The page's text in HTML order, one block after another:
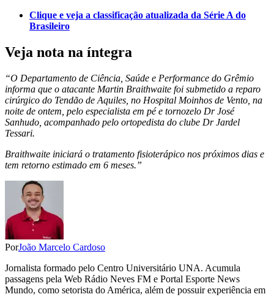
Clique e veja a classificação atualizada da Série A do
Brasileiro
Veja nota na íntegra
“O Departamento de Ciência, Saúde e Performance do Grêmio
informa que o atacante Martin Braithwaite foi submetido a reparo
cirúrgico do Tendão de Aquiles, no Hospital Moinhos de Vento, na
noite de ontem, pelo especialista em pé e tornozelo Dr José
Sanhudo, acompanhado pelo ortopedista do clube Dr Jardel
Tessari.
Braithwaite iniciará o tratamento fisioterápico nos próximos dias e
tem retorno estimado em 6 meses.”
PorJoão Marcelo Cardoso
Jornalista formado pelo Centro Universitário UNA. Acumula
passagens pela Web Rádio Neves FM e Portal Esporte News
Mundo, como setorista do América, além de possuir experiência em